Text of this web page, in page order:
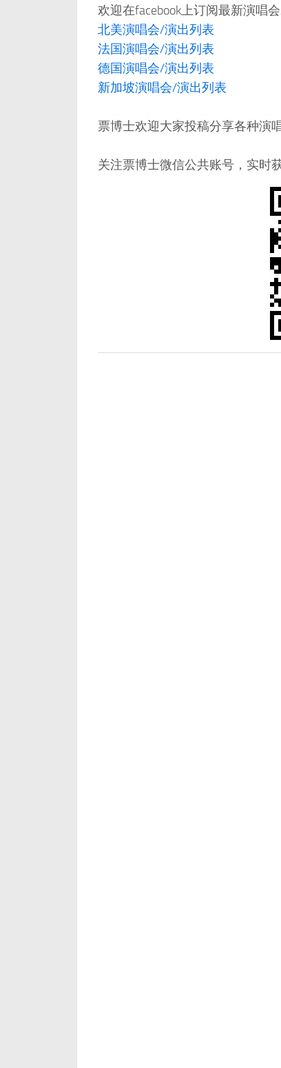
欢迎在facebook上订阅最新演唱
北美演唱会/演出列表
法国演唱会/演出列表
德国演唱会/演出列表
新加坡演唱会/演出列表
票博士欢迎大家投稿分享各种演
关注票博士微信公共账号，实时